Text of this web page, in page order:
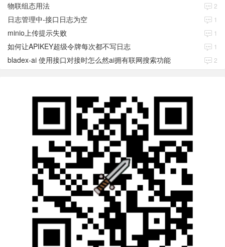
物联组态用法 2
日志管理中-接口日志为空 1
minio上传提示失败 1
如何让APIKEY超级令牌每次都不写日志 1
bladex-ai 使用接口对接时怎么然ai拥有联网搜索功能 2